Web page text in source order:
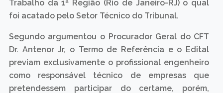
Trabalho da 1ª Região (Rio de Janeiro-RJ) o qual
foi acatado pelo Setor Técnico do Tribunal.
Segundo argumentou o Procurador Geral do CFT
Dr. Antenor Jr, o Termo de Referência e o Edital
previam exclusivamente o profissional engenheiro
como responsável técnico de empresas que
pretendessem participar do certame, porém,